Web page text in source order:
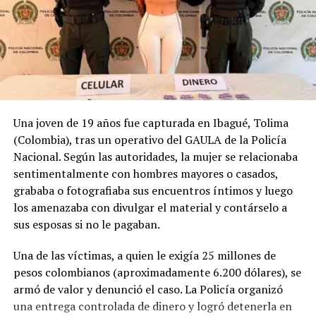
Vecinos se movilizan a
caballo y con perros para
apoyar rescates tras
inundaciones en Texas
8 julio, 2025
Autoridades de Texas
reducen cifra de
desaparecidos tras
inundaciones; continúan
labores de búsqueda
En «Internacionales»
Intensa búsqueda de 27
inundaciones en Texas
5 julio, 2025
En «Internacionales»
Una joven de 19 años fue capturada en Ibagué, Tolima
(Colombia), tras un operativo del GAULA de la Policía
Nacional. Según las autoridades, la mujer se relacionaba
sentimentalmente con hombres mayores o casados,
grababa o fotografiaba sus encuentros íntimos y luego
los amenazaba con divulgar el material y contárselo a
sus esposas si no le pagaban.
Una de las víctimas, a quien le exigía 25 millones de
pesos colombianos (aproximadamente 6.200 dólares), se
armó de valor y denunció el caso. La Policía organizó
una entrega controlada de dinero y logró detenerla en